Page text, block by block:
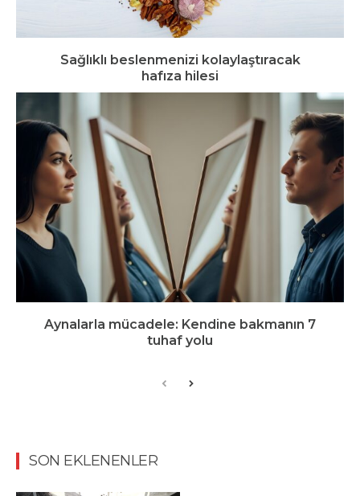
Sağlıklı beslenmenizi kolaylaştıracak
hafıza hilesi
Aynalarla mücadele: Kendine bakmanın 7
tuhaf yolu
SON EKLENENLER